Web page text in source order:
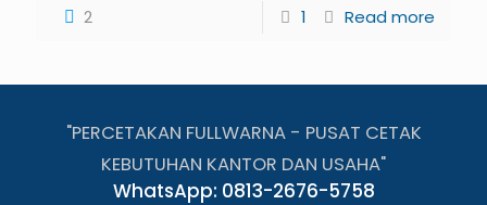
2 1 Read more
"PERCETAKAN FULLWARNA - PUSAT CETAK
KEBUTUHAN KANTOR DAN USAHA"
WhatsApp: 0813-2676-5758